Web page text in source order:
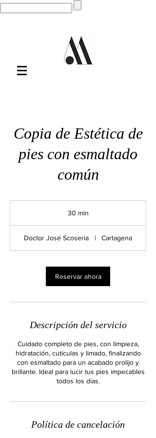
Copia de Estética de
pies con esmaltado
común
30 min
m
i
Doctor José Scoseria | Cartagena
Reservar ahora
Descripción del servicio
Cuidado completo de pies, con limpieza,
hidratación, cutículas y limado, finalizando
con esmaltado para un acabado prolijo y
brillante. Ideal para lucir tus pies impecables
todos los días.
Política de cancelación